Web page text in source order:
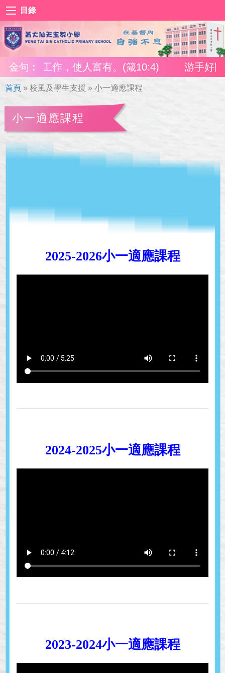
目錄
金句︰
使人富有。(箴10:4) 游手好閒，使人貧窮;
首頁 » 校風及學生支援 » 小一適應課程
小一適應課程
2025-2026小一適應課程
2024-2025小一適應課程
2023-2024小一適應課程